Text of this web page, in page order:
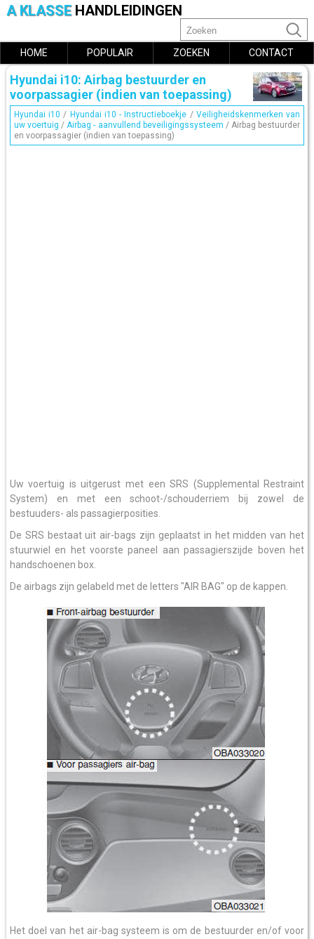
A KLASSE HANDLEIDINGEN
HOME POPULAIR ZOEKEN CONTACT
Hyundai i10: Airbag bestuurder en
voorpassagier (indien van toepassing)
Hyundai i10 / Hyundai i10 - Instructieboekje / Veiligheidskenmerken van
uw voertuig /Airbag - aanvullend beveiligingssysteem / Airbag bestuurder
en voorpassagier (indien van toepassing)
Uw voertuig is uitgerust met een SRS (Supplemental Restraint
System) en met een schoot-/schouderriem bij zowel de
bestuuders- als passagierposities.
De SRS bestaat uit air-bags zijn geplaatst in het midden van het
stuurwiel en het voorste paneel aan passagierszijde boven het
handschoenen box.
De airbags zijn gelabeld met de letters "AIR BAG" op de kappen.
Het doel van het air-bag systeem is om de bestuurder en/of voor